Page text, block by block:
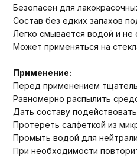
Безопасен для
Состав без едких запахов
Легко смывается водой и
Может применяться на
Применение:
Перед применением
Равномерно распылить
Дать составу
Протереть салфеткой из
Промыть водой для
При необходимости